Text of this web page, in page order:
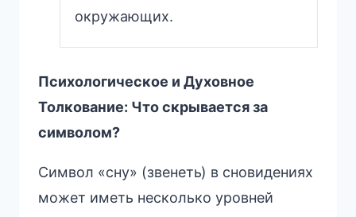
окружающих.
Психологическое и Духовное
Толкование: Что скрывается за
символом?
Символ «сну» (звенеть) в сновидениях
может иметь несколько уровней